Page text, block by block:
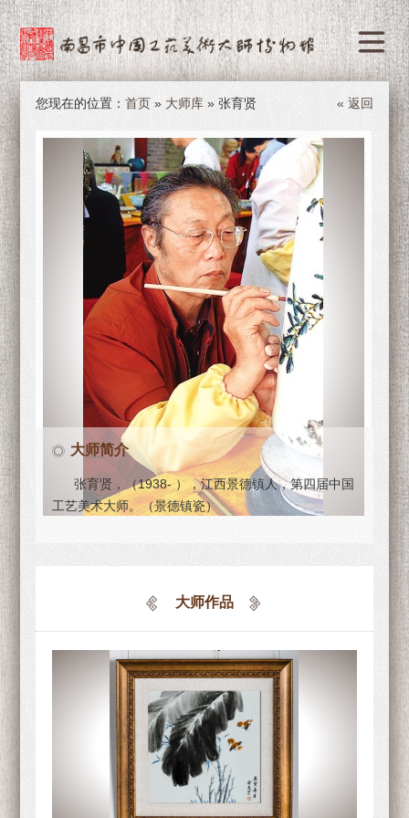
您现在的位置： 首页» 大师库» 张育贤 « 返回
大师简介
张育贤，（1938- ），江西景德镇人，第四届中国
工艺美术大师。（景德镇瓷）
大师作品